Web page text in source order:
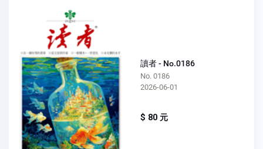
讀者 - No.0186
No. 0186
2026-06-01
$ 80 元